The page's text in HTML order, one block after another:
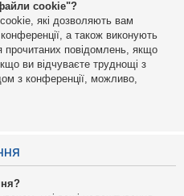
cookie"?
які дозволяють вам
а також виконують
прочитаних повідомлень, якщо
ви відчуваєте труднощі з
з конференції, можливо,